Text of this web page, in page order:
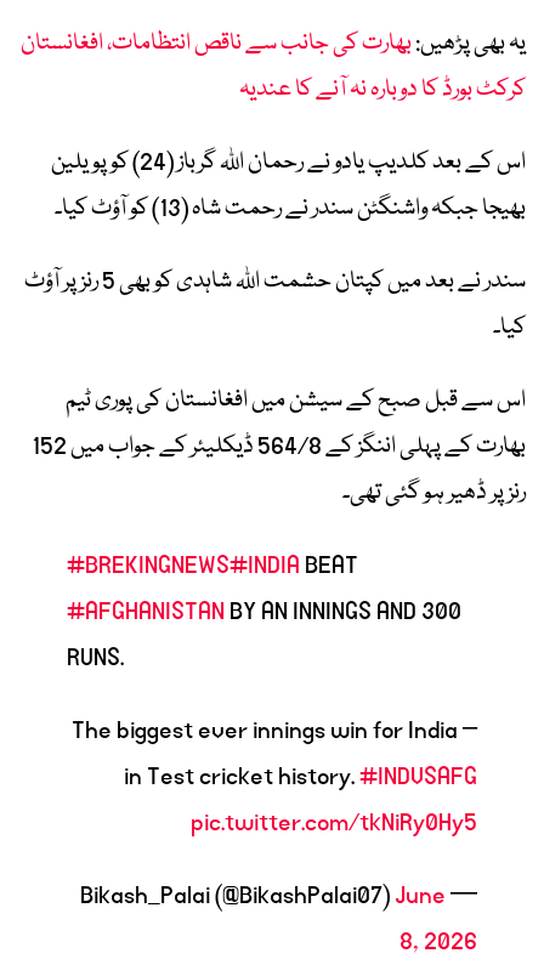
یہ بھی پڑھیں:بھارت کی جانب سے ناقص انتظامات، افغانستان
کرکٹ بورڈ کا دوبارہ نہ آنے کا عندیہ
اس کے بعد کلدیپ یادو نے رحمان اللہ گرباز (24) کو پویلین
بھیجا جبکہ واشنگٹن سندر نے رحمت شاہ (13) کو آؤٹ کیا۔
سندر نے بعد میں کپتان حشمت اللہ شاہدی کو بھی 5 رنز پر آؤٹ
کیا۔
اس سے قبل صبح کے سیشن میں افغانستان کی پوری ٹیم
بھارت کے پہلی اننگز کے 564/8 ڈیکلیئر کے جواب میں 152
رنز پر ڈھیر ہو گئی تھی۔
#BREKINGNEWS#INDIA BEAT
#AFGHANISTAN BY AN INNINGS AND 300
RUNS.
– The biggest ever innings win for India
in Test cricket history.#INDVSAFG
pic.twitter.com/tkNiRy0Hy5
— Bikash_Palai (@BikashPalai07)
June
8, 2026